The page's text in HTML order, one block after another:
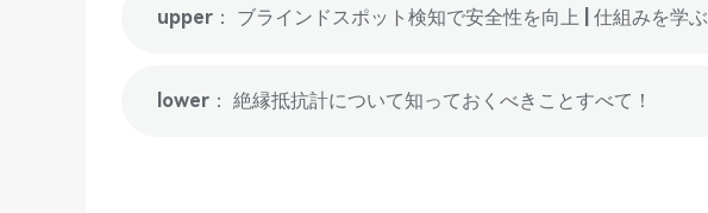
upper： ブラインドスポット検知で安全性を向上 | 仕組みを学ぶ
lower： 絶縁抵抗計について知っておくべきことすべて！